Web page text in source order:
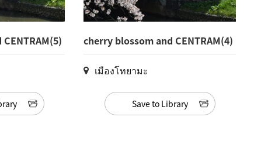
cherry blossom and CENTRAM(4)
เมืองโทยามะ
Save to Library